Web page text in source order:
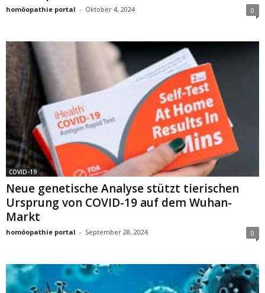
homöopathie portal - Oktober 4, 2024 0
COVID-19
Neue genetische Analyse stützt tierischen
Ursprung von COVID-19 auf dem Wuhan-
Markt
homöopathie portal - September 28, 2024 0